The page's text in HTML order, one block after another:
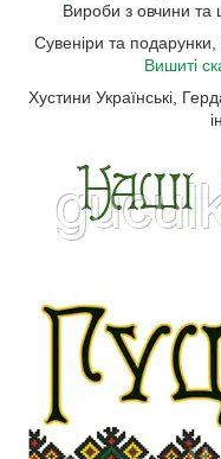
Вироби з овчини та
Сувеніри та
Вишиті
Хустини Українські,